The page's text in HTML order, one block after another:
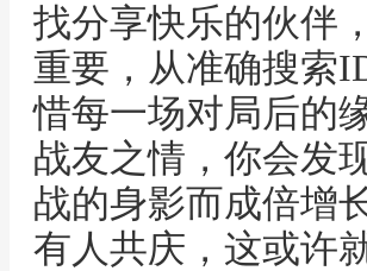
找分享快乐的伙伴
重要，从准确搜索
惜每一场对局后的
战友之情，你会发
战的身影而成倍增
有人共庆，这或许